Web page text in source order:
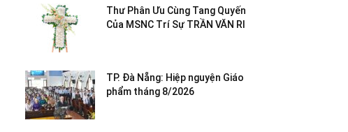
Thư Phân Ưu Cùng Tang Quyến
Của MSNC Trí Sự TRẦN VĂN RI
TP. Đà Nẵng: Hiệp nguyện Giáo
phẩm tháng 8/2026